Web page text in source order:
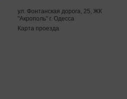
ул. Фонтанская дорога, 25, ЖК
"Акрополь" г. Одесса
Карта проезда